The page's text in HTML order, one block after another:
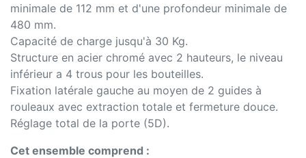
minimale de 112 mm et d'une profondeur minimale de
480 mm.
Capacité de charge jusqu'à 30 Kg.
Structure en acier chromé avec 2 hauteurs, le niveau
inférieur a 4 trous pour les bouteilles.
Fixation latérale gauche au moyen de 2 guides à
rouleaux avec extraction totale et fermeture douce.
Réglage total de la porte (5D).
Cet ensemble comprend :